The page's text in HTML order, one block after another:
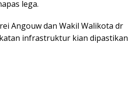
lega.
Angouw dan Wakil Walikota dr
infrastruktur kian dipastikan